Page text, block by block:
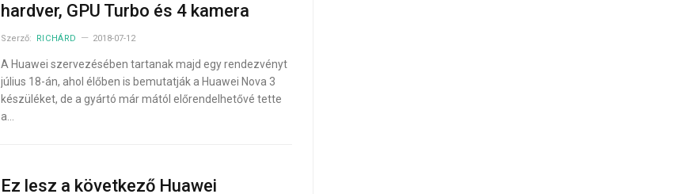
hardver, GPU Turbo és 4 kamera
Szerző: RICHÁRD 2018-07-12
A Huawei szervezésében tartanak majd egy rendezvényt
július 18-án, ahol élőben is bemutatják a Huawei Nova 3
készüléket, de a gyártó már mától előrendelhetővé tette
a…
Ez lesz a következő Huawei